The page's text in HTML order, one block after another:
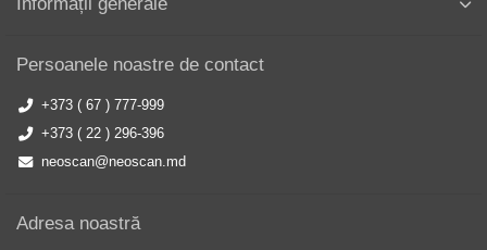
Persoanele noastre de contact
+373 ( 67 ) 777-999
+373 ( 22 ) 296-396
neoscan@neoscan.md
Adresa noastră